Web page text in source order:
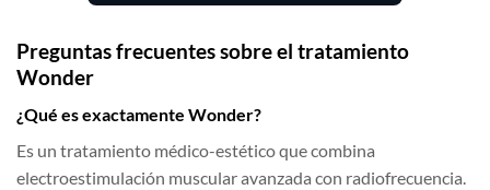
Preguntas frecuentes sobre el tratamiento
Wonder
¿Qué es exactamente Wonder?
Es un tratamiento médico-estético que combina
electroestimulación muscular avanzada con radiofrecuencia.